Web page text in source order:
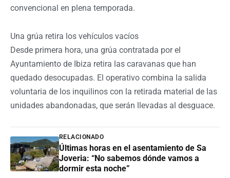
convencional en plena temporada.
Una grúa retira los vehículos vacíos
Desde primera hora, una grúa contratada por el
Ayuntamiento de Ibiza retira las caravanas que han
quedado desocupadas. El operativo combina la salida
voluntaria de los inquilinos con la retirada material de las
unidades abandonadas, que serán llevadas al desguace.
RELACIONADO
Últimas horas en el asentamiento de Sa
Joveria: “No sabemos dónde vamos a
dormir esta noche”